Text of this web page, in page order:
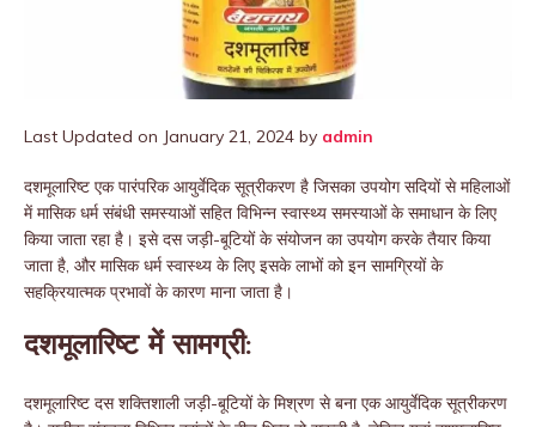
Last Updated on January 21, 2024 by admin
दशमूलारिष्ट एक पारंपरिक आयुर्वेदिक सूत्रीकरण है जिसका उपयोग सदियों से महिलाओं
में मासिक धर्म संबंधी समस्याओं सहित विभिन्न स्वास्थ्य समस्याओं के समाधान के लिए
किया जाता रहा है। इसे दस जड़ी-बूटियों के संयोजन का उपयोग करके तैयार किया
जाता है, और मासिक धर्म स्वास्थ्य के लिए इसके लाभों को इन सामग्रियों के
सहक्रियात्मक प्रभावों के कारण माना जाता है।
दशमूलारिष्ट में सामग्री:
दशमूलारिष्ट दस शक्तिशाली जड़ी-बूटियों के मिश्रण से बना एक आयुर्वेदिक सूत्रीकरण